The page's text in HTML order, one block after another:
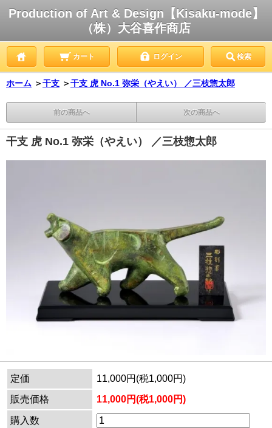
Production of Art & Design【Kisaku-mode】
（株）大谷喜作商店
カート ログイン 検索
ホーム ＞干支 ＞干支 虎 No.1 弥栄（やえい） ／三枝惣太郎
前の商品へ 次の商品へ
干支 虎 No.1 弥栄（やえい） ／三枝惣太郎
定価
11,000円(税1,000円)
販売価格
11,000円(税1,000円)
購入数